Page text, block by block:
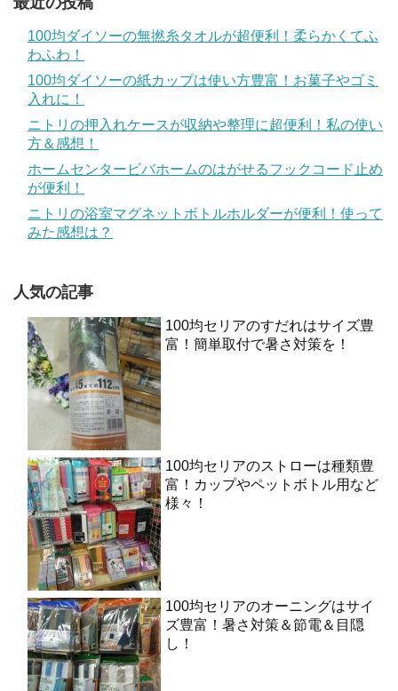
100均ダイソーの無撚糸タオルが超便利！柔らかくてふ
わふわ！
100均ダイソーの紙カップは使い方豊富！お菓子やゴミ
入れに！
ニトリの押入れケースが収納や整理に超便利！私の使い
方＆感想！
ホームセンタービバホームのはがせるフックコード止め
が便利！
ニトリの浴室マグネットボトルホルダーが便利！使って
みた感想は？
人気の記事
100均セリアのすだれはサイズ豊
富！簡単取付で暑さ対策を！
100均セリアのストローは種類豊
富！カップやペットボトル用など
様々！
100均セリアのオーニングはサイ
ズ豊富！暑さ対策＆節電＆目隠
し！